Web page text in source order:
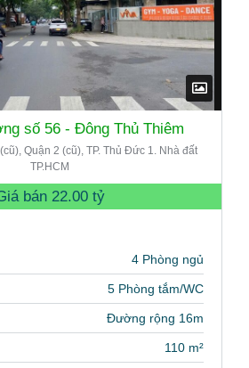
số 56 - Đông Thủ Thiêm
Quận 2 (cũ), TP. Thủ Đức 1. Nhà đất
TP.HCM
bán 22.00 tỷ
4 Phòng ngủ
5 Phòng tắm/WC
Đường rộng 16m
110 m²